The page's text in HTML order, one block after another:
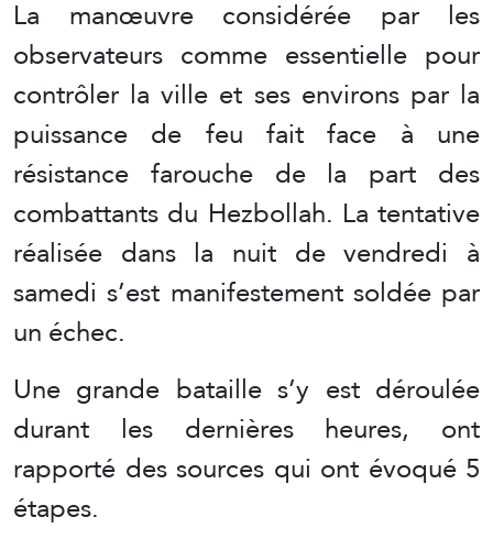
La manœuvre considérée par les
observateurs comme essentielle pour
contrôler la ville et ses environs par la
puissance de feu fait face à une
résistance farouche de la part des
combattants du Hezbollah. La tentative
réalisée dans la nuit de vendredi à
samedi s’est manifestement soldée par
un échec.
Une grande bataille s’y est déroulée
durant les dernières heures, ont
rapporté des sources qui ont évoqué 5
étapes.